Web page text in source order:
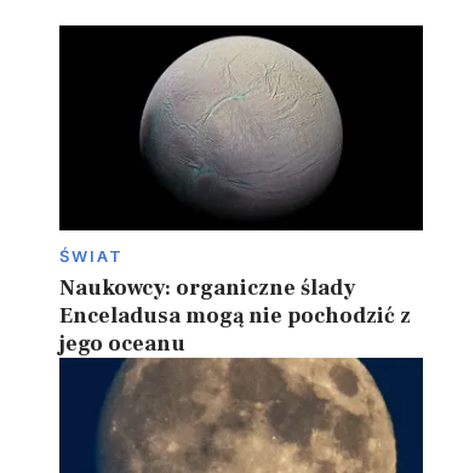
ŚWIAT
Naukowcy: organiczne ślady
Enceladusa mogą nie pochodzić z
jego oceanu